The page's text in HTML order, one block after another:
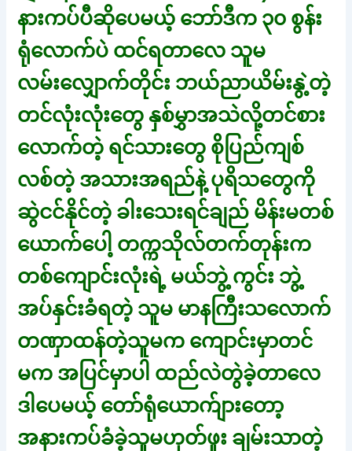
နားကပ်ပီဆိုပေမယ့် ဘော်ဒီက ၃၀ စွန်း
ရုံလောက်ပဲ ထင်ရတာလေ သူမ
လမ်းလျှောက်တိုင်း ဘယ်ညာယိမ်းနွဲ့တဲ့
တင်လုံးလုံးတွေ နှစ်မွှာအသဲလို့တင်စား
လောက်တဲ့ ရင်သားတွေ စိုပြည်ကျစ်
လစ်တဲ့ အသားအရည်နဲ့ ပုရိသတွေကို
ဆွဲငင်နိုင်တဲ့ ခါးသေးရင်ချည် မိန်းမတစ်
ယောက်ပေါ့ တက္ကသိုလ်တက်တုန်းက
တစ်ကျောင်းလုံးရဲ့ မယ်ဘွဲ့ ကွင်း ဘွဲ့
အပ်နှင်းခံရတဲ့ သူမ မာနကြီးသလောက်
တဏှာထန်တဲ့သူမက ကျောင်းမှာတင်
မက အပြင်မှာပါ ထည်လဲတွဲခဲ့တာလေ
ဒါပေမယ့် တော်ရုံယောက်ျားတော့
အနားကပ်ခံခဲ့သူမဟုတ်ဖူး ချမ်းသာတဲ့